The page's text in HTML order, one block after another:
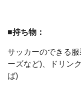
■持ち物：
サッカーのできる
ーズなど)、ドリン
ば)